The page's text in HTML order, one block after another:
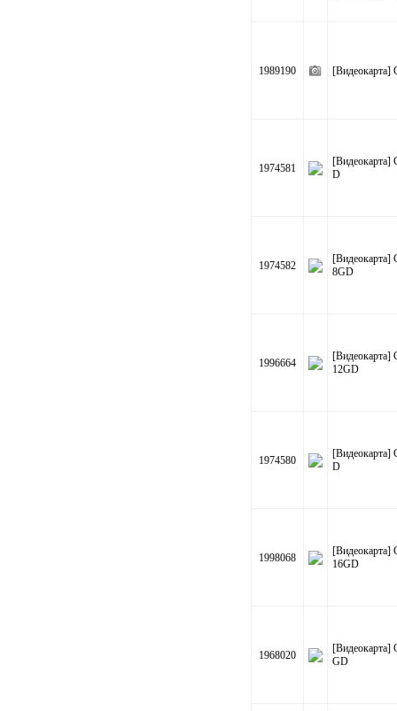
1989190 [Видеокарта]
1974581
[Видеокарта]
D
1974582
8GD
1996664
12GD
1974580
[Видеокарта]
D
1998068
16GD
1968020
[Видеокарта]
GD